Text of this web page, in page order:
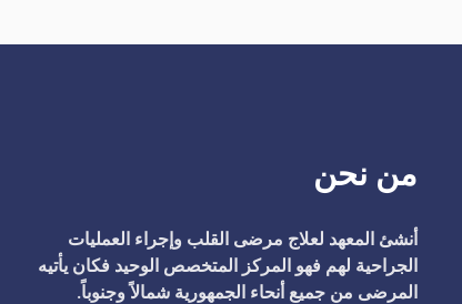
من نحن
أنشئ المعهد لعلاج مرضى القلب وإجراء العمليات
الجراحية لهم فهو المركز المتخصص الوحيد فكان يأتيه
المرضى من جميع أنحاء الجمهورية شمالاً وجنوباً.